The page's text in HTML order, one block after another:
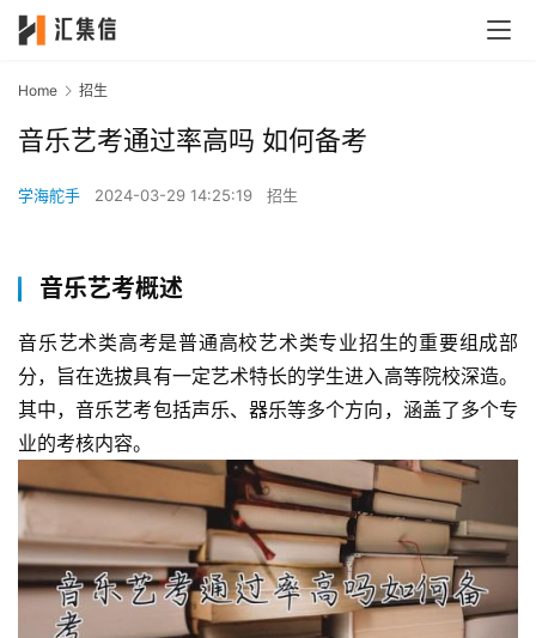
Home 招生
音乐艺考通过率高吗 如何备考
学海舵手 2024-03-29 14:25:19 招生
音乐艺考概述
音乐艺术类高考是普通高校艺术类专业招生的重要组成部
分，旨在选拔具有一定艺术特长的学生进入高等院校深造。
其中，音乐艺考包括声乐、器乐等多个方向，涵盖了多个专
业的考核内容。